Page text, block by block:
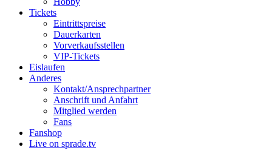
Tickets
Eintrittspreise
Dauerkarten
Vorverkaufsstellen
VIP-Tickets
Eislaufen
Anderes
Kontakt/Ansprechpartner
Anschrift und Anfahrt
Mitglied werden
Fans
Fanshop
Live on sprade.tv